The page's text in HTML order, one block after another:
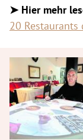
➤ Hier mehr
20 Restaurants